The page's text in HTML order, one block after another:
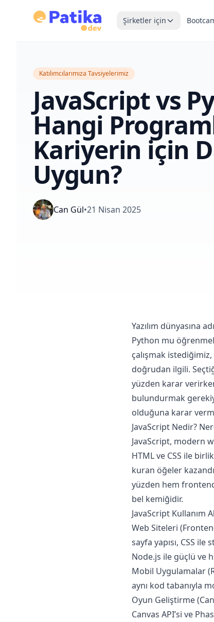
Şirketler için
Katılımcılarımıza Tavsiyelerimiz
JavaScript vs
Hangi
Kariyerin için
Uygun?
Can Gül•21 Nisan 2025
Yazılım dünyasına
Python mu
çalışmak
doğrudan ilgili.
yüzden karar
bulundurmak
olduğuna karar
JavaScript Nedir?
JavaScript, modern
HTML ve CSS ile
kuran öğeler
yüzden hem
bel kemiğidir.
JavaScript Kullanım
Web Siteleri
sayfa yapısı, CSS
Node.js ile güçlü ve
Mobil Uygulamalar
aynı kod tabanıyla
Oyun Geliştirme
Canvas API’si ve